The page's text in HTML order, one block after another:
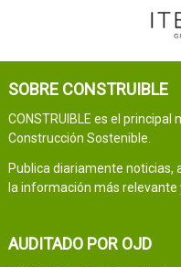
SOBRE CONSTRUIBLE
CONSTRUIBLE es el
Construcción Sostenible.
Publica diariamente noticias,
la información más
AUDITADO POR OJD